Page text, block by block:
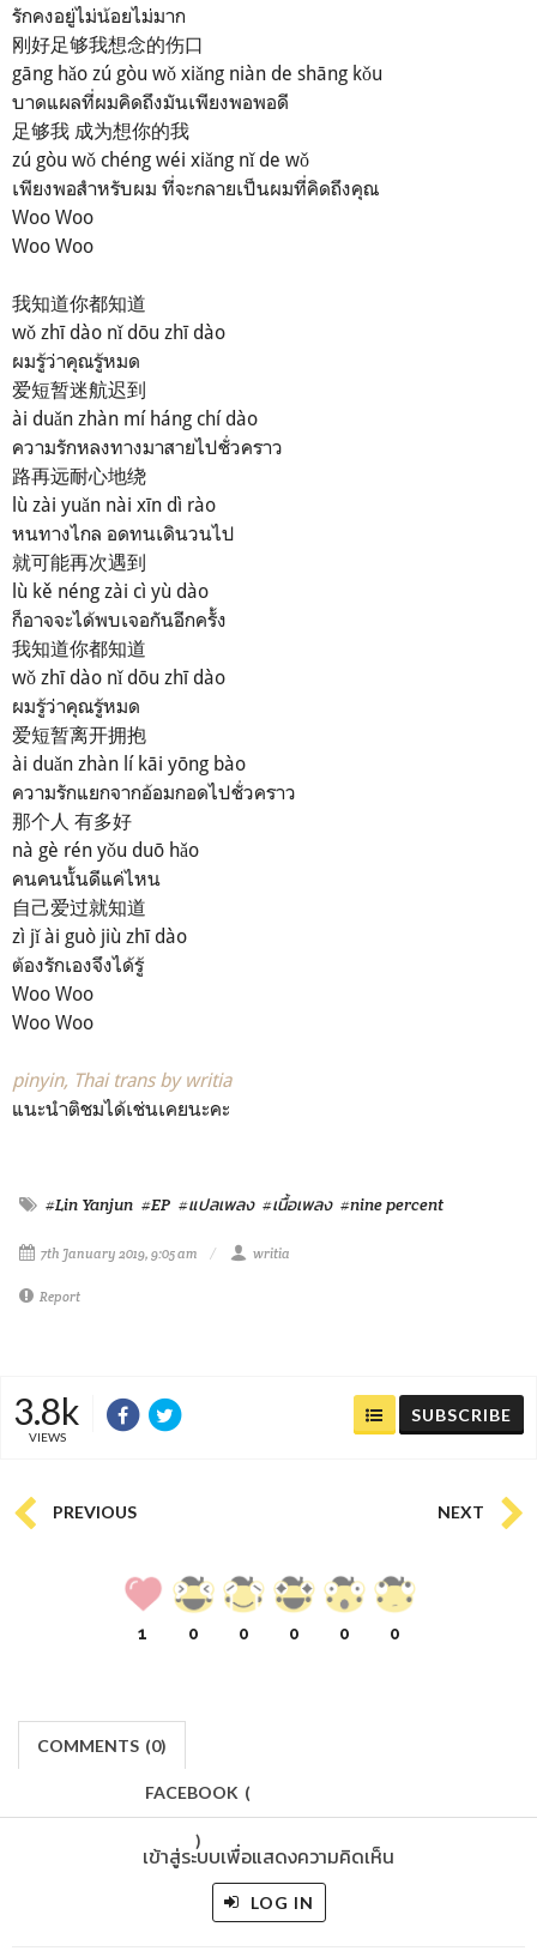
รักคงอยู่ไม่น้อยไม่มาก
刚好足够我想念的伤口
gāng hǎo zú gòu wǒ xiǎng niàn de shāng kǒu
บาดแผลที่ผมคิดถึงมันเพียงพอพอดี
足够我 成为想你的我
zú gòu wǒ chéng wéi xiǎng nǐ de wǒ
เพียงพอสำหรับผม ที่จะกลายเป็นผมที่คิดถึงคุณ
Woo Woo
Woo Woo
我知道你都知道
wǒ zhī dào nǐ dōu zhī dào
ผมรู้ว่าคุณรู้หมด
爱短暂迷航迟到
ài duǎn zhàn mí háng chí dào
ความรักหลงทางมาสายไปชั่วคราว
路再远耐心地绕
lù zài yuǎn nài xīn dì rào
หนทางไกล อดทนเดินวนไป
就可能再次遇到
lù kě néng zài cì yù dào
ก็อาจจะได้พบเจอกันอีกครั้ง
我知道你都知道
wǒ zhī dào nǐ dōu zhī dào
ผมรู้ว่าคุณรู้หมด
爱短暂离开拥抱
ài duǎn zhàn lí kāi yōng bào
ความรักแยกจากอ้อมกอดไปชั่วคราว
那个人 有多好
nà gè rén yǒu duō hǎo
คนคนนั้นดีแค่ไหน
自己爱过就知道
zì jǐ ài guò jiù zhī dào
ต้องรักเองจึงได้รู้
Woo Woo
Woo Woo
pinyin, Thai trans by writia
แนะนำติชมได้เช่นเคยนะคะ
#Lin Yanjun #EP #แปลเพลง #เนื้อเพลง #nine percent
7th January 2019, 9:05 am writia
Report
3.8k
VIEWS
SUBSCRIBE
PREVIOUS NEXT
1 0 0 0 0 0
COMMENTS (0)
FACEBOOK (
)
เข้าสู่ระบบเพื่อแสดงความคิดเห็น
LOG IN